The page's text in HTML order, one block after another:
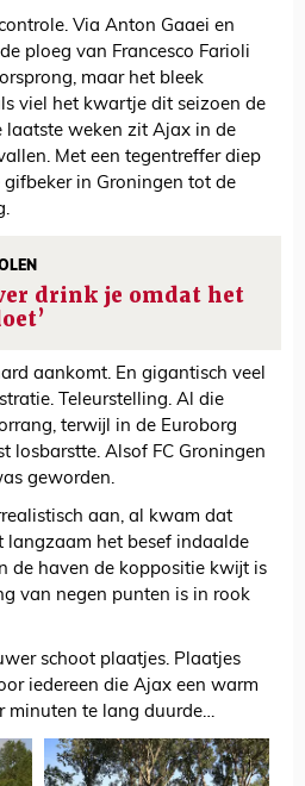
Via Anton Gaaei en
ploeg van Francesco Farioli
maar het bleek
viel het kwartje dit seizoen de
laatste weken zit Ajax in de
Met een tegentreffer diep
gifbeker in Groningen tot de
drink je omdat het
aankomt. En gigantisch veel
Teleurstelling. Al die
terwijl in de Euroborg
losbarstte. Alsof FC Groningen
geworden.
aan, al kwam dat
het besef indaalde
de haven de koppositie kwijt is
van negen punten is in rook
schoot plaatjes. Plaatjes
iedereen die Ajax een warm
minuten te lang duurde…